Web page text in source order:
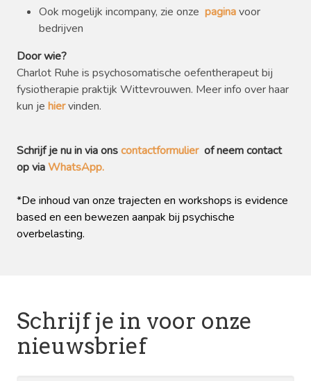
Ook mogelijk incompany, zie onze paginavoor
bedrijven
Door wie?
Charlot Ruhe is psychosomatische oefentherapeut bij
fysiotherapie praktijk Wittevrouwen. Meer info over haar
kun je hiervinden.
Schrijf je nu in via onscontactformulier of neem contact
op viaWhatsApp.
*De inhoud van onze trajecten en workshops is evidence
based en een bewezen aanpak bij psychische
overbelasting.
Schrijf je in voor onze
nieuwsbrief